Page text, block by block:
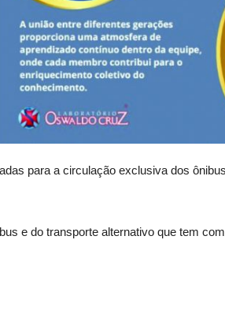
para a circulação exclusiva dos
e do transporte alternativo que tem